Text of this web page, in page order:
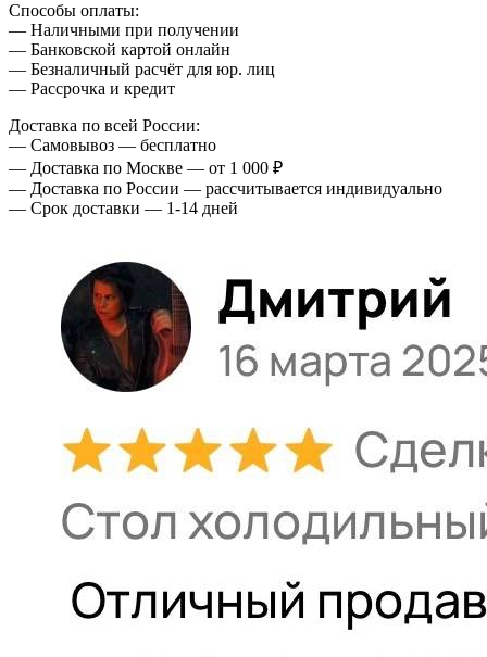
Способы оплаты:
— Наличными при получении
— Банковской картой онлайн
— Безналичный расчёт для юр. лиц
— Рассрочка и кредит
Доставка по всей России:
— Самовывоз — бесплатно
— Доставка по Москве — от 1 000 ₽
— Доставка по России — рассчитывается индивидуально
— Срок доставки — 1-14 дней